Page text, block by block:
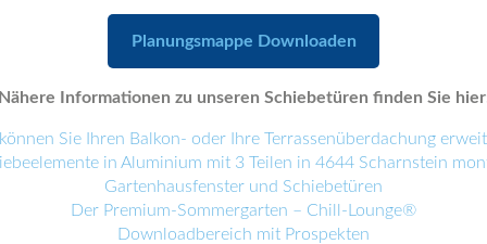
Planungsmappe Downloaden
Informationen zu unseren Schiebetüren finden Sie
Sie Ihren Balkon- oder Ihre Terrassenüberdachung
in Aluminium mit 3 Teilen in 4644 Scharnstein
Gartenhausfenster und Schiebetüren
Der Premium-Sommergarten – Chill-Lounge®
Downloadbereich mit Prospekten